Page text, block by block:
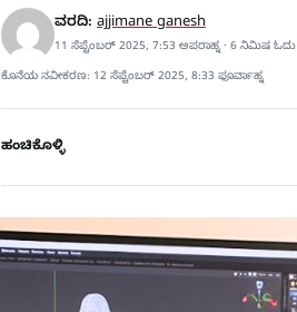
ವರದಿ: ajjimane ganesh
11 ಸೆಪ್ಟೆಂಬರ್ 2025, 7:53 ಅಪರಾಹ್ನ · 6 ನಿಮಿಷ ಓದು
ಕೊನೆಯ ನವೀಕರಣ: 12 ಸೆಪ್ಟೆಂಬರ್ 2025, 8:33 ಫೂರ್ವಾಹ್ನ
ಹಂಚಿಕೊಳ್ಳಿ